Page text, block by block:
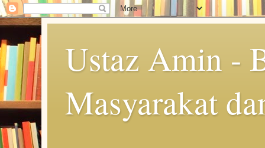
Ustaz Amin -
Masyarakat